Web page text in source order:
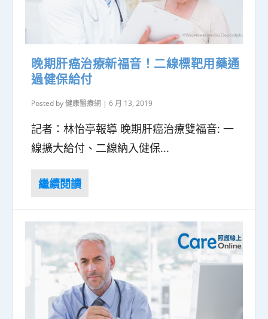
晚期肝癌治療新福音！二線標靶用藥通
過健保給付
Posted by健康醫療網 |6 月 13, 2019
記者：林怡亭報導 晚期肝癌治療雙福音: 一
線擴大給付、二線納入健保...